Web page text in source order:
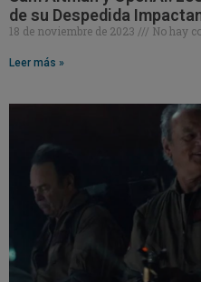
de su Despedida
18 de noviembre de 2023 No hay
Leer más »